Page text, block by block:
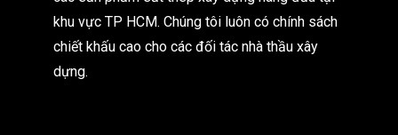
khu vực TP HCM. Chúng tôi luôn có chính sách
chiết khấu cao cho các đối tác nhà thầu xây
dựng.